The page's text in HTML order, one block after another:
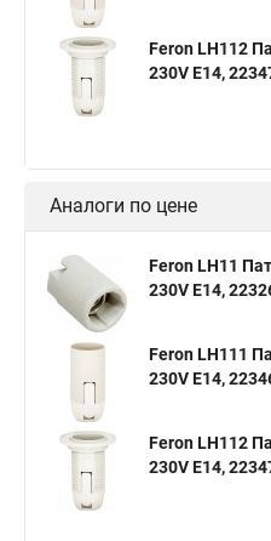
Feron LH112
230V E14,
Аналоги по цене
Feron LH11
230V E14,
Feron LH111
230V E14,
Feron LH112
230V E14,